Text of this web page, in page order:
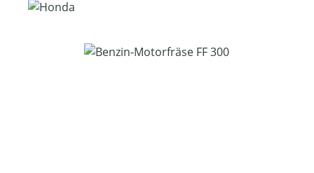
Bildergalerie überspringen